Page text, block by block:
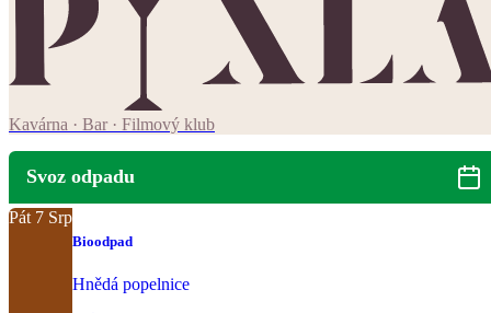
Kavárna · Bar · Filmový klub
Svoz odpadu
Pát 7 Srp
Bioodpad
Hnědá popelnice